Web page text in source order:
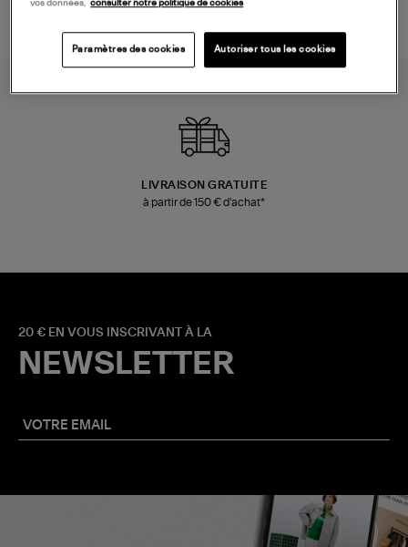
LIVRAISON GRATUITE
à partir de 150 € d'achat*
20 € EN VOUS INSCRIVANT À LA
NEWSLETTER
vos données, consulter notre politique de cookies
Paramètres des cookies Autoriser tous les cookies